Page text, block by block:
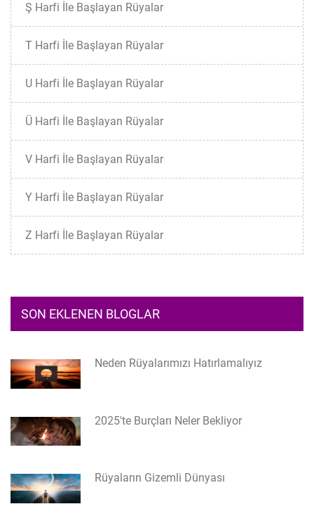
Ş Harfi İle Başlayan Rüyalar
T Harfi İle Başlayan Rüyalar
U Harfi İle Başlayan Rüyalar
Ü Harfi İle Başlayan Rüyalar
V Harfi İle Başlayan Rüyalar
Y Harfi İle Başlayan Rüyalar
Z Harfi İle Başlayan Rüyalar
SON EKLENEN BLOGLAR
Neden Rüyalarımızı Hatırlamalıyız
2025'te Burçları Neler Bekliyor
Rüyaların Gizemli Dünyası